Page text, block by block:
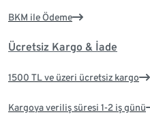
BKM ile Ödeme
Ücretsiz Kargo & İade
1500 TL ve üzeri ücretsiz kargo
Kargoya veriliş süresi 1-2 iş günü